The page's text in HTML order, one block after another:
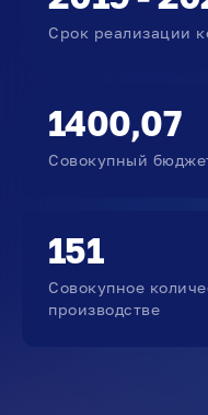
Срок реализации
1400,07
Совокупный
151
Совокупное
производстве